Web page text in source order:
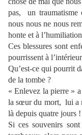
pas, un traumatisme
nous nous ne nous
honte et à
Ces blessures sont
pourrissent à
Qu’est-ce qui pourrit
de la tombe ?
« Enlevez la pierre »
la sœur du mort, lui a
là depuis quatre jours
Si ces souvenirs